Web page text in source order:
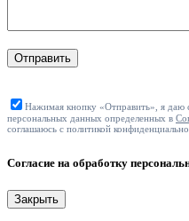
Отправить
Нажимая кнопку «Отправить», я даю
персональных данных определенных в
соглашаюсь с политикой
Согласие на обработку
Закрыть